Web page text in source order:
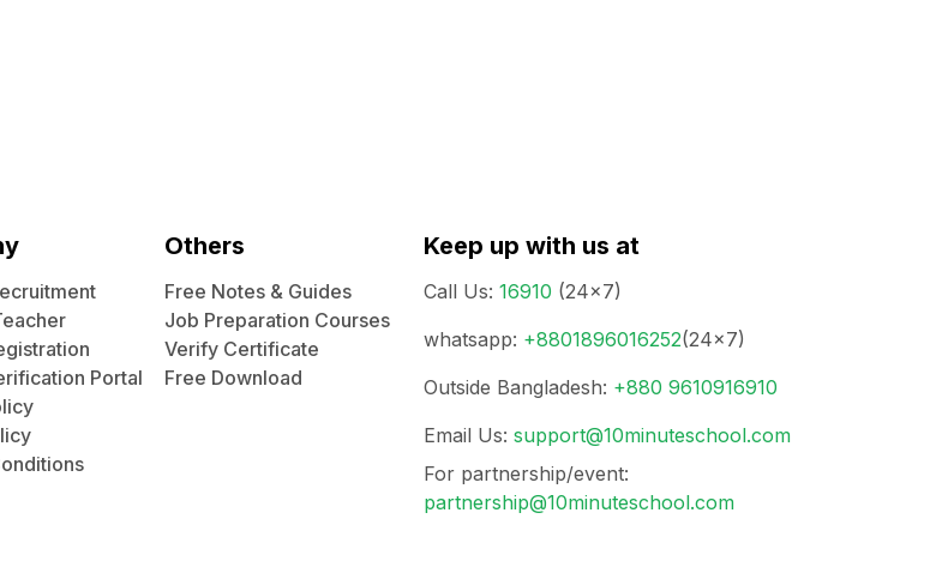
Portal
Others
Free Notes & Guides
Job Preparation Courses
Verify Certificate
Free Download
Keep up with us at
Call Us: 16910 (24x7)
whatsapp: +8801896016252(24x7)
Outside Bangladesh: +880 9610916910
Email Us: support@10minuteschool.com
For partnership/event:
partnership@10minuteschool.com